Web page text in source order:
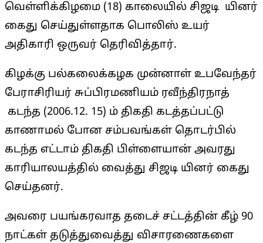
வெள்ளிக்கிழமை (18) காலையில் சிஜடி யினர்
கைது செய்துள்ளதாக பொலிஸ் உயர்
அதிகாரி ஒருவர் தெரிவித்தார்.
கிழக்கு பல்கலைக்கழக முன்னாள் உபவேந்தர்
பேராசிரியர் சுப்பிரமணியம் ரவீந்திரநாத்
கடந்த (2006.12. 15) ம் திகதி கடத்தப்பட்டு
காணாமல் போன சம்பவங்கள் தொடர்பில்
கடந்த எட்டாம் திகதி பிள்ளையான் அவரது
காரியாலயத்தில் வைத்து சிஜடி யினர் கைது
செய்தனர்.
அவரை பயங்கரவாத தடைச் சட்டத்தின் கீழ் 90
நாட்கள் தடுத்துவைத்து விசாரணைகளை